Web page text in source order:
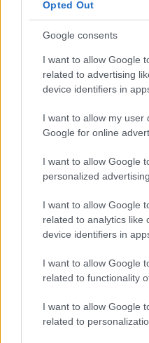
Opted Out
Google consents
I want to allow Google
related to advertising
device identifiers in
I want to allow my user
Google for online
I want to allow Google
personalized advertising.
I want to allow Google
related to analytics like
device identifiers in
I want to allow Google
related to functionality
I want to allow Google
related to
ΟΛΕΣ ΟΙ ΕΙΔΗΣΕΙΣ
Τι σημαίνει για το Ιράν
εξουσία -Ένας άνθρωπος
εξουσίας
Live: Πάνω από 118
εξελίξεις
Στην ανακρίτρια ο
συνελήφθη στην Πάτρα
και γυμνές φωτογραφίες